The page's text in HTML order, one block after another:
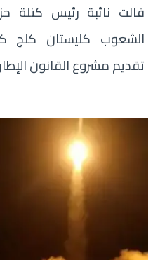
قالت نائبة رئيس كتلة
الشعوب كليستان كلج
تقديم مشروع القانون